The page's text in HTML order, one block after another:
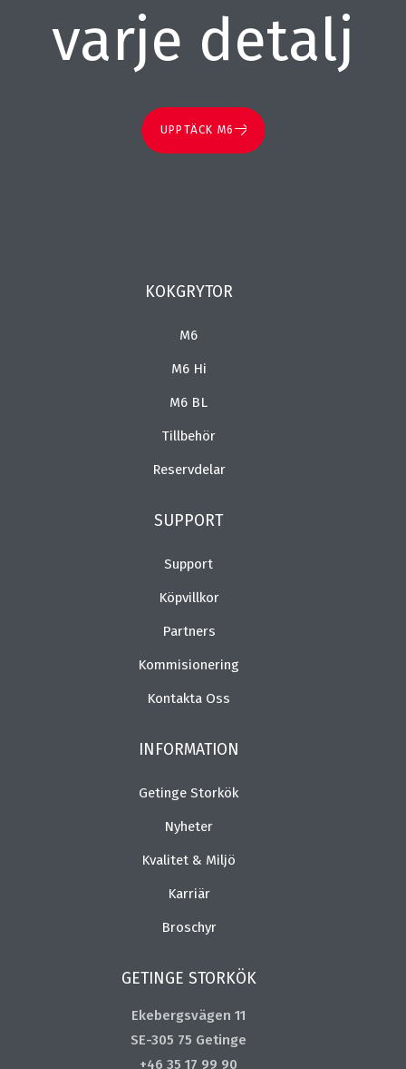
varje detalj
UPPTÄCK M6
KOKGRYTOR
M6
M6 Hi
M6 BL
Tillbehör
Reservdelar
SUPPORT
Support
Köpvillkor
Partners
Kommisionering
Kontakta Oss
INFORMATION
Getinge Storkök
Nyheter
Kvalitet & Miljö
Karriär
Broschyr
GETINGE STORKÖK
Ekebergsvägen 11
SE-305 75 Getinge
+46 35 17 99 90